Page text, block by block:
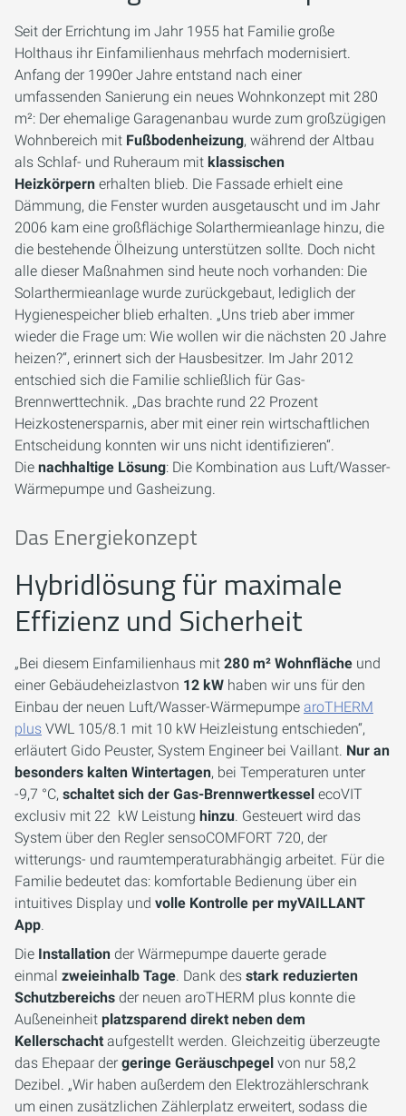
Seit der Errichtung im Jahr 1955 hat Familie große
Holthaus ihr Einfamilienhaus mehrfach modernisiert.
Anfang der 1990er Jahre entstand nach einer
umfassenden Sanierung ein neues Wohnkonzept mit 280
m²: Der ehemalige Garagenanbau wurde zum großzügigen
Wohnbereich mit Fußbodenheizung, während der Altbau
als Schlaf- und Ruheraum mit klassischen
Heizkörpern erhalten blieb. Die Fassade erhielt eine
Dämmung, die Fenster wurden ausgetauscht und im Jahr
2006 kam eine großflächige Solarthermieanlage hinzu, die
die bestehende Ölheizung unterstützen sollte. Doch nicht
alle dieser Maßnahmen sind heute noch vorhanden: Die
Solarthermieanlage wurde zurückgebaut, lediglich der
Hygienespeicher blieb erhalten. „Uns trieb aber immer
wieder die Frage um: Wie wollen wir die nächsten 20 Jahre
heizen?“, erinnert sich der Hausbesitzer. Im Jahr 2012
entschied sich die Familie schließlich für Gas-
Brennwerttechnik. „Das brachte rund 22 Prozent
Heizkostenersparnis, aber mit einer rein wirtschaftlichen
Entscheidung konnten wir uns nicht identifizieren“.
Die nachhaltige Lösung: Die Kombination aus Luft/Wasser-
Wärmepumpe und Gasheizung.
Das Energiekonzept
Hybridlösung für maximale
Effizienz und Sicherheit
„Bei diesem Einfamilienhaus mit 280 m² Wohnfläche und
einer Gebäudeheizlastvon 12 kW haben wir uns für den
Einbau der neuen Luft/Wasser-Wärmepumpe aroTHERM
plus VWL 105/8.1 mit 10 kW Heizleistung entschieden“,
erläutert Gido Peuster, System Engineer bei Vaillant. Nur an
besonders kalten Wintertagen, bei Temperaturen unter
-9,7 °C, schaltet sich der Gas-Brennwertkessel ecoVIT
exclusiv mit 22 kW Leistung hinzu. Gesteuert wird das
System über den Regler sensoCOMFORT 720, der
witterungs- und raumtemperaturabhängig arbeitet. Für die
Familie bedeutet das: komfortable Bedienung über ein
intuitives Display und volle Kontrolle per myVAILLANT
App.
Die Installation der Wärmepumpe dauerte gerade
einmal zweieinhalb Tage. Dank des stark reduzierten
Schutzbereichs der neuen aroTHERM plus konnte die
Außeneinheit platzsparend direkt neben dem
Kellerschacht aufgestellt werden. Gleichzeitig überzeugte
das Ehepaar der geringe Geräuschpegel von nur 58,2
Dezibel. „Wir haben außerdem den Elektrozählerschrank
um einen zusätzlichen Zählerplatz erweitert, sodass die